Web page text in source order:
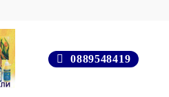
0889548419